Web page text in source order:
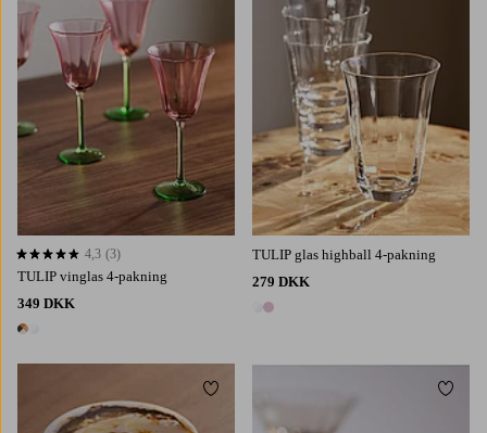
TULIP vinglas 4-pakning
349 DKK
2 farver
4,3 baseret på 3 bedømmelser
4,3 (3)
TULIP glas highball 4-pakning
279 DKK
2 farver
Tilføj til favoritter Tilføj